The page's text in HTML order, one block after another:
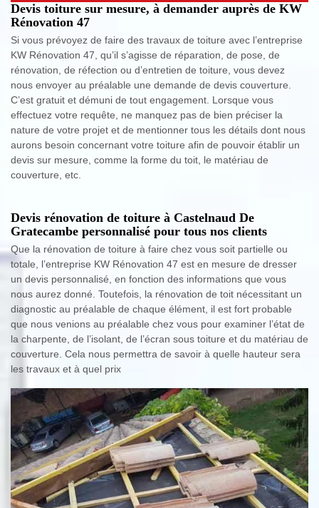
Devis toiture sur mesure, à demander auprès de KW
Rénovation 47
Si vous prévoyez de faire des travaux de toiture avec l’entreprise
KW Rénovation 47, qu’il s’agisse de réparation, de pose, de
rénovation, de réfection ou d’entretien de toiture, vous devez
nous envoyer au préalable une demande de devis couverture.
C’est gratuit et démuni de tout engagement. Lorsque vous
effectuez votre requête, ne manquez pas de bien préciser la
nature de votre projet et de mentionner tous les détails dont nous
aurons besoin concernant votre toiture afin de pouvoir établir un
devis sur mesure, comme la forme du toit, le matériau de
couverture, etc.
Devis rénovation de toiture à Castelnaud De
Gratecambe personnalisé pour tous nos clients
Que la rénovation de toiture à faire chez vous soit partielle ou
totale, l’entreprise KW Rénovation 47 est en mesure de dresser
un devis personnalisé, en fonction des informations que vous
nous aurez donné. Toutefois, la rénovation de toit nécessitant un
diagnostic au préalable de chaque élément, il est fort probable
que nous venions au préalable chez vous pour examiner l’état de
la charpente, de l’isolant, de l’écran sous toiture et du matériau de
couverture. Cela nous permettra de savoir à quelle hauteur sera
les travaux et à quel prix